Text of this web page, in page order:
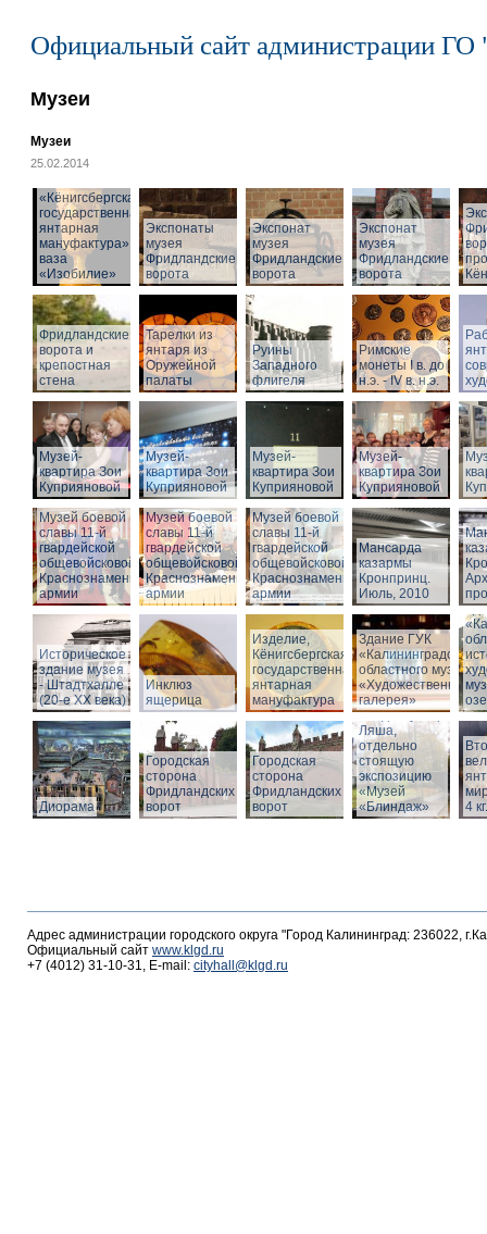
Официальный сайт администрации ГО
Музеи
Музеи
25.02.2014
«Кёнигсбергская
государственная
янтарная
мануфактура» -
ваза
«Изобилие»
Экспонаты
музея
Фридландские
ворота
Экспонат
музея
Фридландские
ворота
Экспонат
музея
Фридландские
ворота
Фридландские
ворота и
крепостная
стена
Тарелки из
янтаря из
Оружейной
палаты
Руины
Западного
флигеля
Римские
монеты I в. до
н.э. - IV в. н.э.
Музей-
квартира Зои
Куприяновой
Музей-
квартира Зои
Куприяновой
Музей-
квартира Зои
Куприяновой
Музей-
квартира Зои
Куприяновой
Музей боевой
славы 11-й
гвардейской
общевойсковой
Краснознаменной
армии
Музей боевой
славы 11-й
гвардейской
общевойсковой
Краснознаменной
армии
Музей боевой
славы 11-й
гвардейской
общевойсковой
Краснознаменной
армии
Мансарда
казармы
Кронпринц.
Июль, 2010
Историческое
здание музея
- Штадтхалле
(20-е XX века)
Инклюз
ящерица
Изделие,
Кёнигсбергская
государственная
янтарная
мануфактура
Здание ГУК
«Калининградского
областного музея
«Художественная
галерея»
Диорама
Городская
сторона
Фридландских
ворот
Городская
сторона
Фридландских
ворот
Вход в бункер
Ляша,
отдельно
стоящую
экспозицию
«Музей
«Блиндаж»
4
Адрес администрации городского округа "Город Калининград: 236022,
Официальный сайт www.klgd.ru
+7 (4012) 31-10-31, E-mail: cityhall@klgd.ru